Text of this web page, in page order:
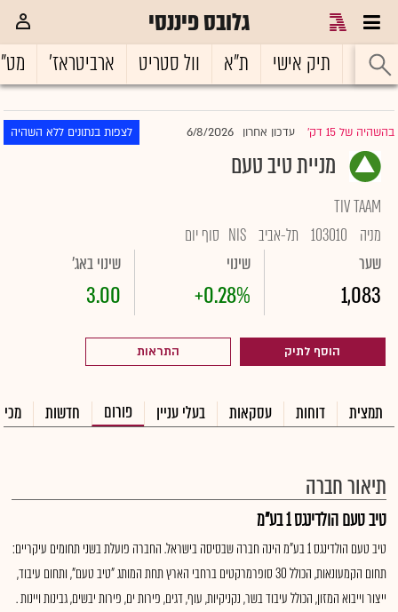
גלובס פיננסי
ראשי תיק אישי ת"א וול סטריט ארביטראז'
בהשהיה של 15 דק' |עדכון אחרון 6/8/2026 לצפות בנתונים ללא השהיה
מניית טיב טעם
TIV TAAM
מניה
103010 תל-אביב NIS סוף יום
שער
1,083
שינוי
+0.28%
שינוי באג'
3.00
הוסף לתיק התראות
תמצית דוחות עסקאות בעלי עניין פורום חדשות
תיאור חברה
טיב טעם הולדינגס 1 בע"מ
טיב טעם הולדינגס 1 בע"מ הינה חברה שבסיסה בישראל. החברה פועלת בשני תחומים עיקריים:
תחום הקמעונאות, הכולל 30 סופרמרקטים ברחבי הארץ תחת המותג "טיב טעם", ותחום עיבוד,
ייצור וייבוא המזון, הכולל עיבוד בשר, נקניקיות, עוף, דגים, פירות ים, פירות יבשים, גבינות ויינות .